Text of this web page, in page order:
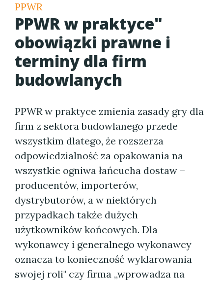
PPWR
PPWR w praktyce"
obowiązki prawne i
terminy dla firm
budowlanych
PPWR w praktyce zmienia zasady gry dla
firm z sektora budowlanego przede
wszystkim dlatego, że rozszerza
odpowiedzialność za opakowania na
wszystkie ogniwa łańcucha dostaw –
producentów, importerów,
dystrybutorów, a w niektórych
przypadkach także dużych
użytkowników końcowych. Dla
wykonawcy i generalnego wykonawcy
oznacza to konieczność wyklarowania
swojej roli" czy firma „wprowadza na